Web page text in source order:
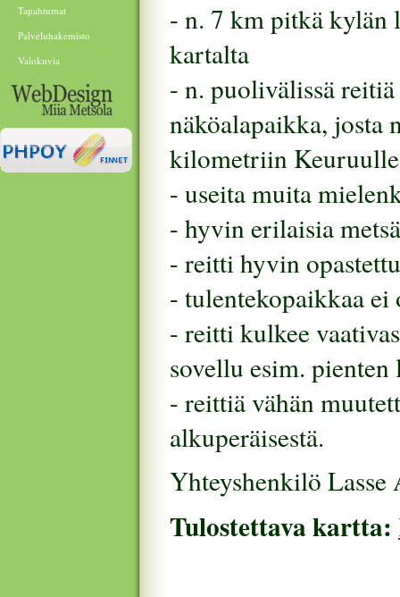
Tapahtumat
Palveluhakemisto
Valokuvia
- n. 7 km pitkä
kartalta
- n. puolivälissä
näköalapaikka, josta
kilometriin
- useita muita
- hyvin erilaisia
- reitti hyvin
- tulentekopaikkaa ei
- reitti kulkee
sovellu esim. pienten
- reittiä vähän
alkuperäisestä.
Yhteyshenkilö
Tulostettava kartta: